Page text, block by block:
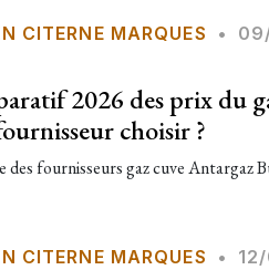
CITERNE MARQUES •
2026 des prix du
choisir ?
des fournisseurs gaz cuve Antargaz
CITERNE MARQUES •